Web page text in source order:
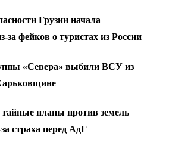
Грузии начала
за фейков о туристах из России
«Севера» выбили ВСУ из
планы против земель
страха перед АдГ